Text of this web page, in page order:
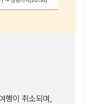
행이 취소되며,